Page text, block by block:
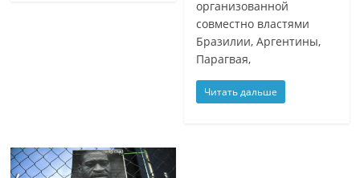
организованной
совместно властями
Бразилии, Аргентины,
Парагвая,
Читать дальше